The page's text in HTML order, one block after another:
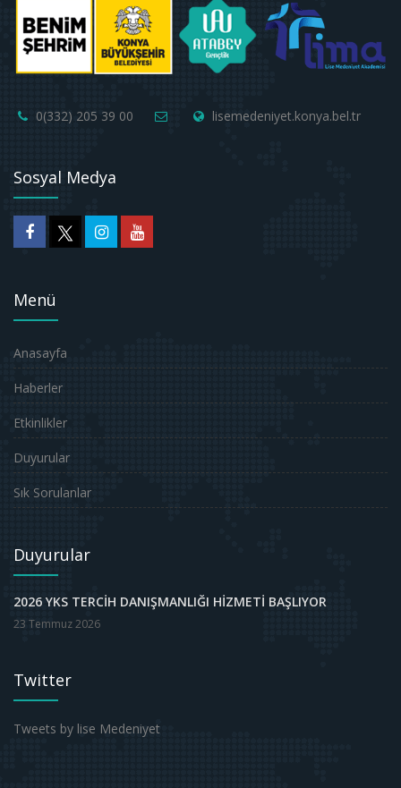
0(332) 205 39 00 lisemedeniyet.konya.bel.tr
Sosyal Medya
Menü
Anasayfa
Haberler
Etkinlikler
Duyurular
Sık Sorulanlar
Duyurular
2026 YKS TERCİH DANIŞMANLIĞI HİZMETİ BAŞLIYOR
23 Temmuz 2026
Twitter
Tweets by lise Medeniyet